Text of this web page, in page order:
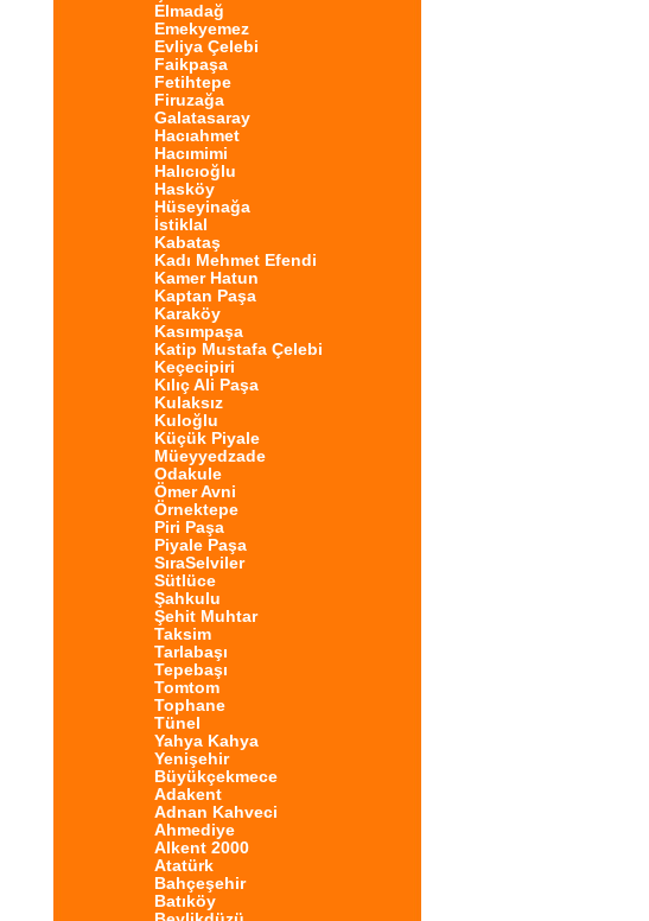
Elmadağ
Emekyemez
Evliya Çelebi
Faikpaşa
Fetihtepe
Firuzağa
Galatasaray
Hacıahmet
Hacımimi
Halıcıoğlu
Hasköy
Hüseyinağa
İstiklal
Kabataş
Kadı Mehmet Efendi
Kamer Hatun
Kaptan Paşa
Karaköy
Kasımpaşa
Katip Mustafa Çelebi
Keçecipiri
Kılıç Ali Paşa
Kulaksız
Kuloğlu
Küçük Piyale
Müeyyedzade
Odakule
Ömer Avni
Örnektepe
Piri Paşa
Piyale Paşa
SıraSelviler
Sütlüce
Şahkulu
Şehit Muhtar
Taksim
Tarlabaşı
Tepebaşı
Tomtom
Tophane
Tünel
Yahya Kahya
Yenişehir
Büyükçekmece
Adakent
Adnan Kahveci
Ahmediye
Alkent 2000
Atatürk
Bahçeşehir
Batıköy